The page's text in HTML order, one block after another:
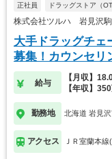
正社員 ドラッグストア（
株式会社ツルハ 岩見沢駒
大手ドラッグチェ
募集！カウンセリ
給与
【月収】
【年収】
勤務地 北海道 岩見
アクセス ＪＲ室蘭本